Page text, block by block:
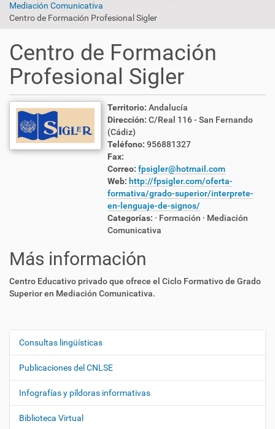
Mediación Comunicativa
Centro de Formación Profesional Sigler
Centro de Formación
Profesional Sigler
Territorio: Andalucía
Dirección: C/Real 116 - San Fernando
(Cádiz)
Teléfono: 956881327
Fax:
Correo: fpsigler@hotmail.com
Web: http://fpsigler.com/oferta-
formativa/grado-superior/interprete-
en-lenguaje-de-signos/
Categorías: · Formación · Mediación
Comunicativa
Más información
Centro Educativo privado que ofrece el Ciclo Formativo de Grado
Superior en Mediación Comunicativa.
N
e
g
a
Consultas lingüísticas
Publicaciones del CNLSE
Infografías y píldoras informativas
Biblioteca Virtual